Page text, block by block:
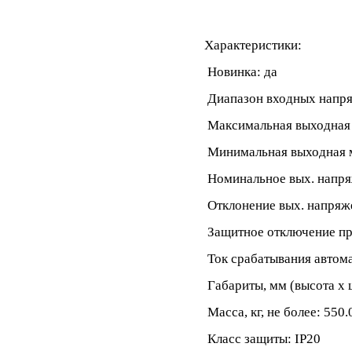
Характеристики:
Новинка: да
Диапазон входных
Максимальная
Минимальная выходная
Номинальное вых.
Отклонение вых.
Защитное отключение
Ток срабатывания
Габариты, мм (высота x
Масса, кг, не более:
Класс защиты: IP20